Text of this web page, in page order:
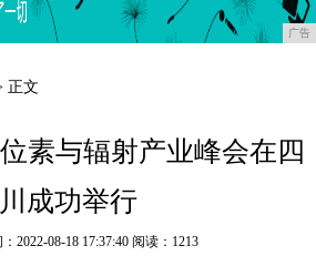
广告
正文
素与辐射产业峰会在四
川成功举行
2022-08-18 17:37:40 阅读：1213